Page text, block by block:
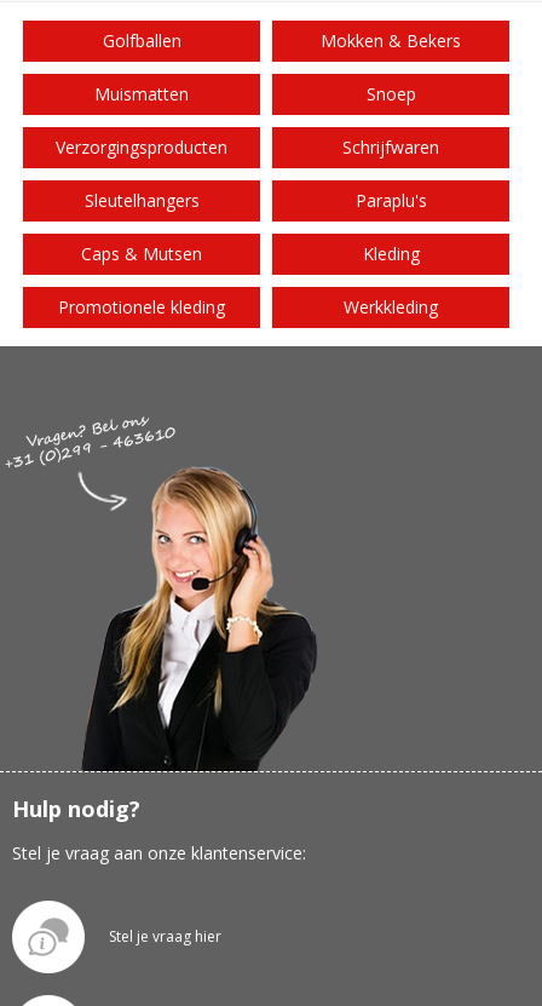
Golfballen Mokken & Bekers
Muismatten Snoep
Verzorgingsproducten Schrijfwaren
Sleutelhangers Paraplu's
Caps & Mutsen Kleding
Promotionele kleding Werkkleding
Hulp nodig?
Stel je vraag aan onze klantenservice:
Stel je vraag hier